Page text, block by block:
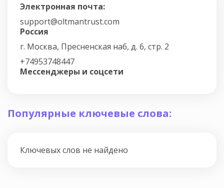
Электронная почта:
support@oltmantrust.com
Россия
г. Москва, Пресненская наб, д. 6, стр. 2
+74953748447
Мессенджеры и соцсети
Популярные ключевые слова:
Ключевых слов не найдено